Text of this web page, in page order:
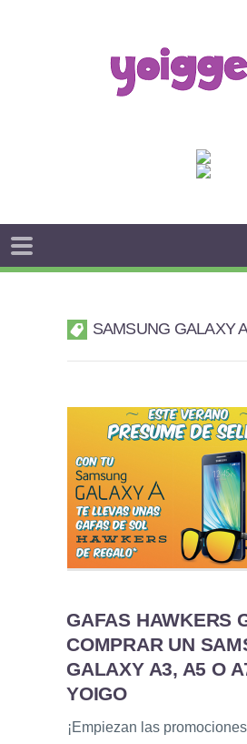
SAMSUNG GALAXY
GAFAS HAWKERS
COMPRAR UN
GALAXY A3, A5 O
YOIGO
¡Empiezan las